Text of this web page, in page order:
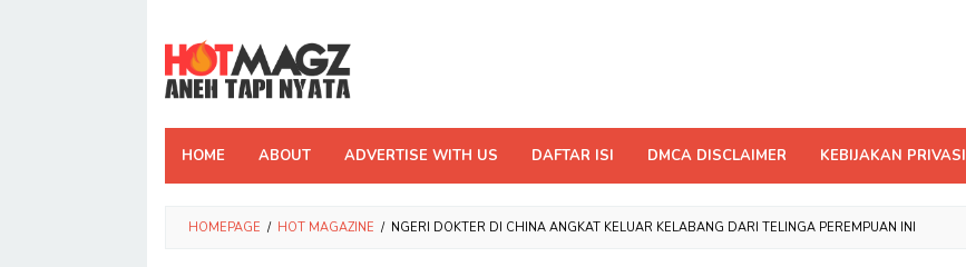
content
HOME ABOUT ADVERTISE WITH US DAFTAR ISI DMCA DISCLAIMER KEBIJAKAN PRIVASI
HOMEPAGE / HOT MAGAZINE / NGERI DOKTER DI CHINA ANGKAT KELUAR KELABANG DARI TELINGA PEREMPUAN INI